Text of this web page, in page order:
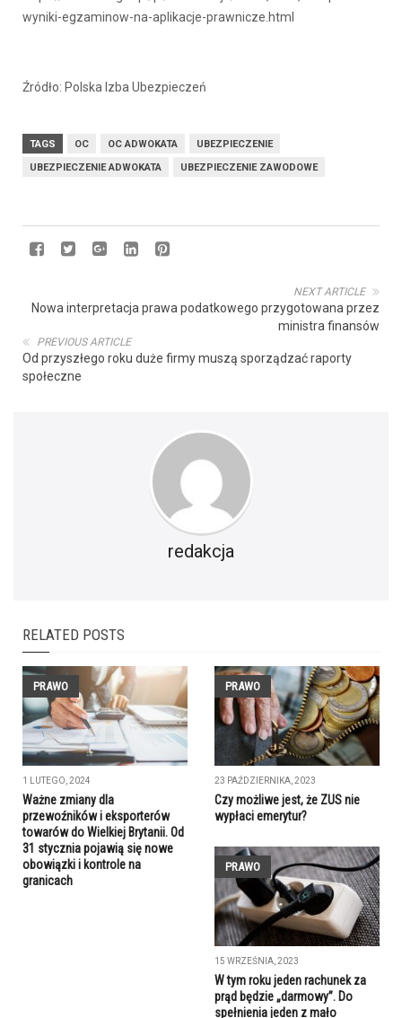
wyniki-egzaminow-na-aplikacje-prawnicze.html
Źródło: Polska Izba Ubezpieczeń
TAGS OC OC ADWOKATA
UBEZPIECZENIE
UBEZPIECZENIE ADWOKATA
UBEZPIECZENIE ZAWODOWE
NEXT ARTICLE
Nowa interpretacja prawa podatkowego przygotowana przez
ministra finansów
PREVIOUS ARTICLE
Od przyszłego roku duże firmy muszą sporządzać raporty
społeczne
redakcja
RELATED POSTS
PRAWO
1 LUTEGO, 2024
Ważne zmiany dla
przewoźników i eksporterów
towarów do Wielkiej Brytanii. Od
31 stycznia pojawią się nowe
obowiązki i kontrole na
granicach
PRAWO
23 PAŹDZIERNIKA, 2023
Czy możliwe jest, że ZUS nie
wypłaci emerytur?
PRAWO
15 WRZEŚNIA, 2023
W tym roku jeden rachunek za
prąd będzie „darmowy”. Do
spełnienia jeden z mało